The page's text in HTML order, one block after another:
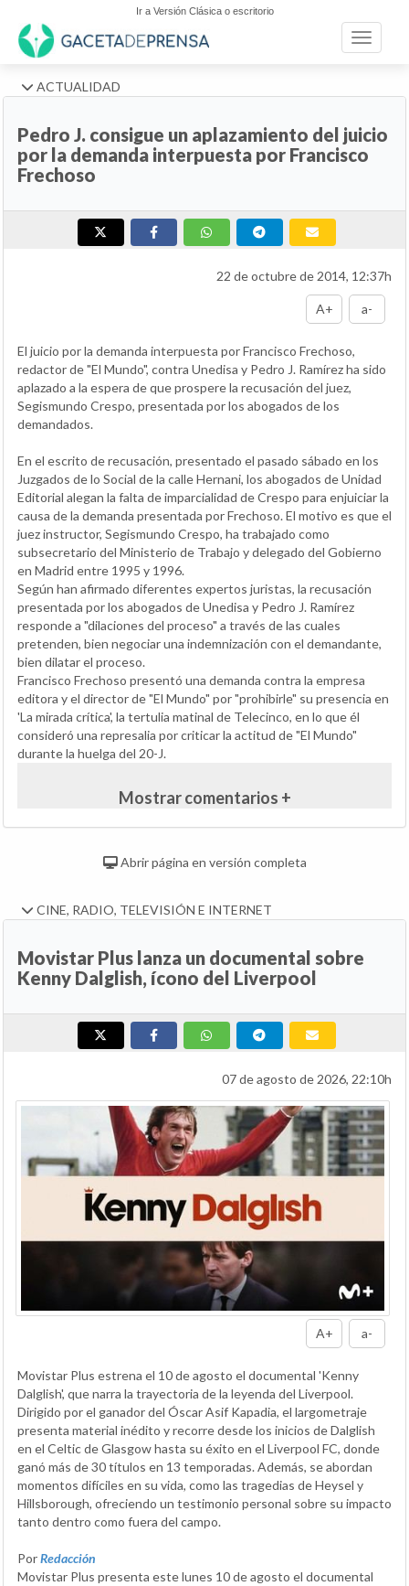
Ir a Versión Clásica o escritorio
Toggle
ACTUALIDAD
Pedro J. consigue un aplazamiento del juicio
por la demanda interpuesta por Francisco
Frechoso
22 de octubre de 2014, 12:37h
A+ a-
El juicio por la demanda interpuesta por Francisco Frechoso,
redactor de "El Mundo", contra Unedisa y Pedro J. Ramírez ha sido
aplazado a la espera de que prospere la recusación del juez,
Segismundo Crespo, presentada por los abogados de los
demandados.
En el escrito de recusación, presentado el pasado sábado en los
Juzgados de lo Social de la calle Hernani, los abogados de Unidad
Editorial alegan la falta de imparcialidad de Crespo para enjuiciar la
causa de la demanda presentada por Frechoso. El motivo es que el
juez instructor, Segismundo Crespo, ha trabajado como
subsecretario del Ministerio de Trabajo y delegado del Gobierno
en Madrid entre 1995 y 1996.
Según han afirmado diferentes expertos juristas, la recusación
presentada por los abogados de Unedisa y Pedro J. Ramírez
responde a "dilaciones del proceso" a través de las cuales
pretenden, bien negociar una indemnización con el demandante,
bien dilatar el proceso.
Francisco Frechoso presentó una demanda contra la empresa
editora y el director de "El Mundo" por "prohibirle" su presencia en
'La mirada crítica', la tertulia matinal de Telecinco, en lo que él
consideró una represalia por criticar la actitud de "El Mundo"
durante la huelga del 20-J.
Mostrar comentarios +
Abrir página en versión completa
CINE, RADIO, TELEVISIÓN E INTERNET
Movistar Plus lanza un documental sobre
Kenny Dalglish, ícono del Liverpool
07 de agosto de 2026, 22:10h
A+ a-
Movistar Plus estrena el 10 de agosto el documental 'Kenny
Dalglish', que narra la trayectoria de la leyenda del Liverpool.
Dirigido por el ganador del Óscar Asif Kapadia, el largometraje
presenta material inédito y recorre desde los inicios de Dalglish
en el Celtic de Glasgow hasta su éxito en el Liverpool FC, donde
ganó más de 30 títulos en 13 temporadas. Además, se abordan
momentos difíciles en su vida, como las tragedias de Heysel y
Hillsborough, ofreciendo un testimonio personal sobre su impacto
tanto dentro como fuera del campo.
PorRedacción
Movistar Plus presenta este lunes 10 de agosto el documental